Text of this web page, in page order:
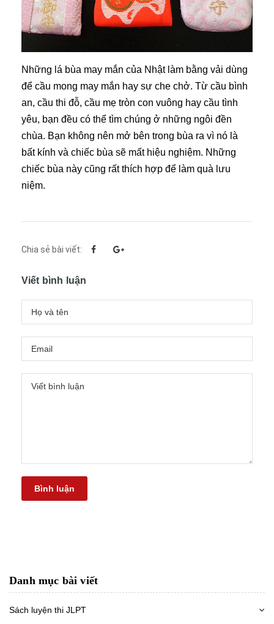
Những lá bùa may mắn của Nhật làm bằng vải dùng
để cầu mong may mắn hay sự che chở. Từ cầu bình
an, cầu thi đỗ, cầu mẹ tròn con vuông hay cầu tình
yêu, bạn đều có thể tìm chúng ở những ngôi đền
chùa. Bạn không nên mở bên trong bùa ra vì nó là
bất kính và chiếc bùa sẽ mất hiệu nghiệm. Những
chiếc bùa này cũng rất thích hợp để làm quà lưu
niệm.
Chia sẻ bài viết:
Viết bình luận
Bình luận
Danh mục bài viết
Sách luyện thi JLPT